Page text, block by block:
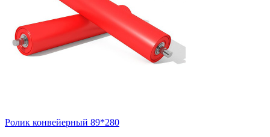
Ролик конвейерный 89*280